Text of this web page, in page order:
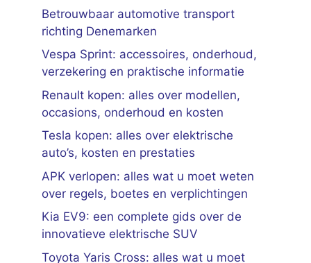
Betrouwbaar automotive transport
richting Denemarken
Vespa Sprint: accessoires, onderhoud,
verzekering en praktische informatie
Renault kopen: alles over modellen,
occasions, onderhoud en kosten
Tesla kopen: alles over elektrische
auto’s, kosten en prestaties
APK verlopen: alles wat u moet weten
over regels, boetes en verplichtingen
Kia EV9: een complete gids over de
innovatieve elektrische SUV
Toyota Yaris Cross: alles wat u moet